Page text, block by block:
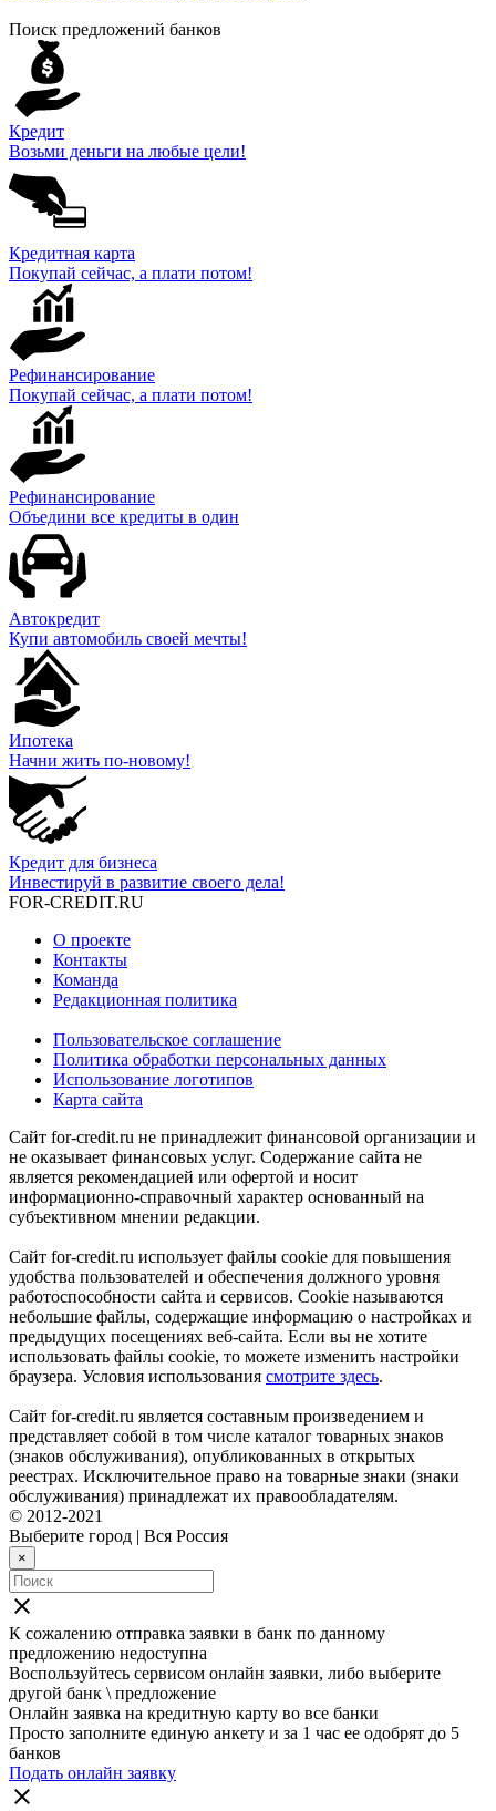
Поиск предложений банков
Кредит
Возьми деньги на любые цели!
Кредитная карта
Покупай сейчас, а плати потом!
Рефинансирование
Покупай сейчас, а плати потом!
Рефинансирование
Объедини все кредиты в один
Автокредит
Купи автомобиль своей мечты!
Ипотека
Начни жить по-новому!
Кредит для бизнеса
Инвестируй в развитие своего дела!
FOR-CREDIT.RU
О проекте
Контакты
Команда
Редакционная политика
Пользовательское соглашение
Политика обработки персональных данных
Использование логотипов
Карта сайта
Сайт for-credit.ru не принадлежит финансовой организации и
не оказывает финансовых услуг. Содержание сайта не
является рекомендацией или офертой и носит
информационно-справочный характер основанный на
субъективном мнении редакции.
Сайт for-credit.ru использует файлы cookie для повышения
удобства пользователей и обеспечения должного уровня
работоспособности сайта и сервисов. Cookie называются
небольшие файлы, содержащие информацию о настройках и
предыдущих посещениях веб-сайта. Если вы не хотите
использовать файлы cookie, то можете изменить настройки
браузера. Условия использования смотрите здесь.
Сайт for-credit.ru является составным произведением и
представляет собой в том числе каталог товарных знаков
(знаков обслуживания), опубликованных в открытых
реестрах. Исключительное право на товарные знаки (знаки
обслуживания) принадлежат их правообладателям.
© 2012-2021
Выберите город | Вся Россия
×
close
К сожалению отправка заявки в банк по данному
предложению недоступна
Воспользуйтесь сервисом онлайн заявки, либо выберите
другой банк \ предложение
Онлайн заявка на кредитную карту во все банки
Просто заполните единую анкету и за 1 час ее одобрят до 5
банков
Подать онлайн заявку
close